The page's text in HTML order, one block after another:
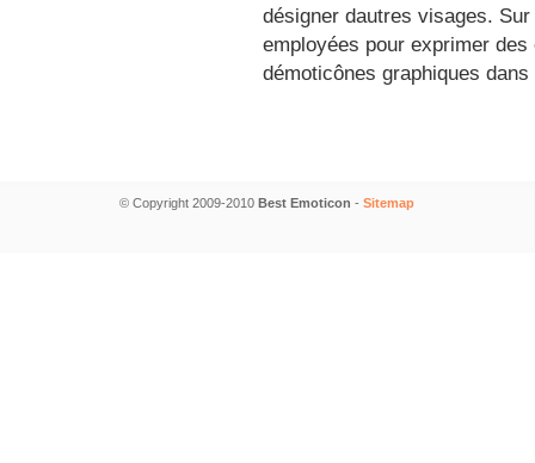
désigner dautres visages.
employées pour exprimer
démoticônes graphiques
© Copyright 2009-2010 Best Emoticon - Sitemap